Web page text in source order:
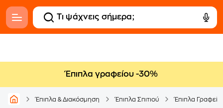
Έπιπλα γραφείου -30%
Έπιπλα & Διακόσμηση Έπιπλα Σπιτιού Έπιπλα